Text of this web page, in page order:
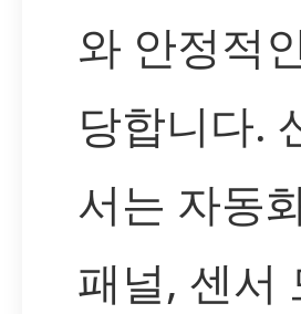
와 안정적
당합니다.
서는 자동
패널, 센서